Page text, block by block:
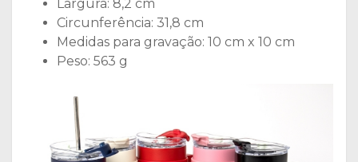
Largura: 8,2 cm
Circunferência: 31,8 cm
Medidas para gravação: 10 cm x 10 cm
Peso: 563 g